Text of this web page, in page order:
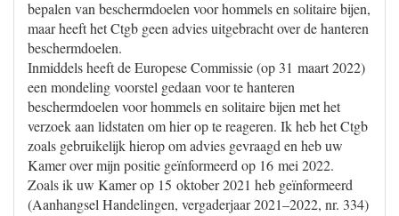
bepalen van beschermdoelen voor hommels en solitaire bijen,
maar heeft het Ctgb geen advies uitgebracht over de hanteren
beschermdoelen.
Inmiddels heeft de Europese Commissie (op 31 maart 2022)
een mondeling voorstel gedaan voor te hanteren
beschermdoelen voor hommels en solitaire bijen met het
verzoek aan lidstaten om hier op te reageren. Ik heb het Ctgb
zoals gebruikelijk hierop om advies gevraagd en heb uw
Kamer over mijn positie geïnformeerd op 16 mei 2022.
Zoals ik uw Kamer op 15 oktober 2021 heb geïnformeerd
(Aanhangsel Handelingen, vergaderjaar 2021–2022, nr. 334)